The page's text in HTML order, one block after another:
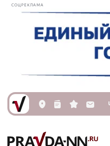
СОЦРЕКЛАМА
L n s M